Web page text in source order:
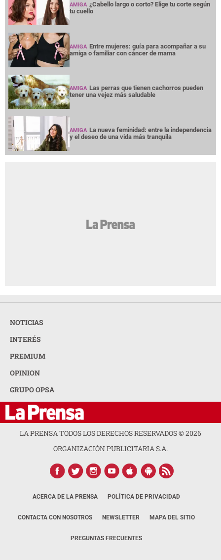
AMIGA ¿Cabello largo o corto? Elige tu corte según
tu cuello
AMIGA Entre mujeres: guía para acompañar a su
amiga o familiar con cáncer de mama
AMIGA Las perras que tienen cachorros pueden
tener una vejez más saludable
AMIGA La nueva feminidad: entre la independencia
y el deseo de una vida más tranquila
NOTICIAS
INTERÉS
PREMIUM
OPINION
GRUPO OPSA
LA PRENSA TODOS LOS DERECHOS RESERVADOS ©2026
ORGANIZACIÓN PUBLICITARIA S.A.
ACERCA DE LA PRENSA POLÍTICA DE PRIVACIDAD
CONTACTA CON NOSOTROS NEWSLETTER MAPA DEL SITIO
PREGUNTAS FRECUENTES